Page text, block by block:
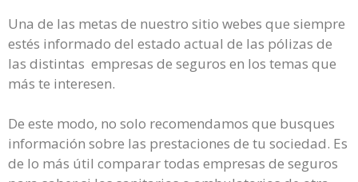
Una de las metas de nuestro sitio webes que siempre
estés informado del estado actual de las pólizas de
las distintas empresas de seguros en los temas que
más te interesen.
De este modo, no solo recomendamos que busques
información sobre las prestaciones de tu sociedad. Es
de lo más útil comparar todas empresas de seguros